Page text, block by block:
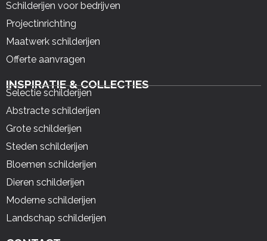
Schilderijen voor bedrijven
Projectinrichting
Maatwerk schilderijen
Offerte aanvragen
INSPIRATIE & COLLECTIES
Selectie schilderijen
Abstracte schilderijen
Grote schilderijen
Steden schilderijen
Bloemen schilderijen
Dieren schilderijen
Moderne schilderijen
Landschap schilderijen